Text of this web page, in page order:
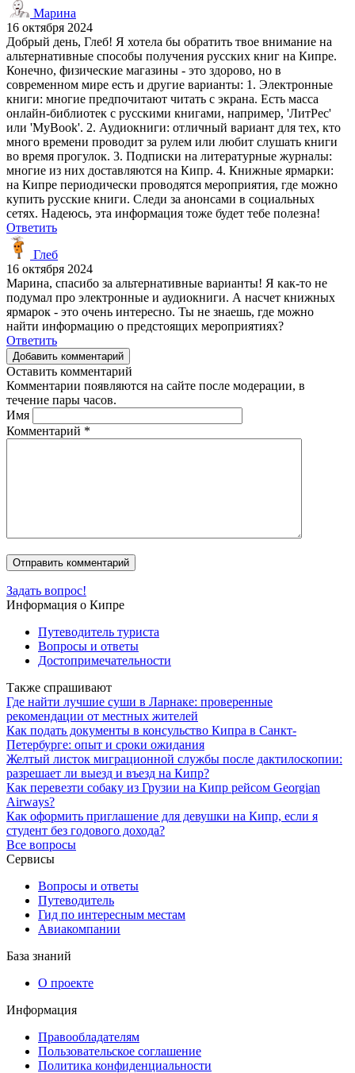
Марина
16 октября 2024
Добрый день, Глеб! Я хотела бы обратить твое внимание на
альтернативные способы получения русских книг на Кипре.
Конечно, физические магазины - это здорово, но в
современном мире есть и другие варианты: 1. Электронные
книги: многие предпочитают читать с экрана. Есть масса
онлайн-библиотек с русскими книгами, например, 'ЛитРес'
или 'MyBook'. 2. Аудиокниги: отличный вариант для тех, кто
много времени проводит за рулем или любит слушать книги
во время прогулок. 3. Подписки на литературные журналы:
многие из них доставляются на Кипр. 4. Книжные ярмарки:
на Кипре периодически проводятся мероприятия, где можно
купить русские книги. Следи за анонсами в социальных
сетях. Надеюсь, эта информация тоже будет тебе полезна!
Ответить
Глеб
16 октября 2024
Марина, спасибо за альтернативные варианты! Я как-то не
подумал про электронные и аудиокниги. А насчет книжных
ярмарок - это очень интересно. Ты не знаешь, где можно
найти информацию о предстоящих мероприятиях?
Ответить
Добавить комментарий
Оставить комментарий
Комментарии появляются на сайте после модерации, в
течение пары часов.
Имя
Комментарий *
Задать вопрос!
Информация о Кипре
Путеводитель туриста
Вопросы и ответы
Достопримечательности
Также спрашивают
Где найти лучшие суши в Ларнаке: проверенные
рекомендации от местных жителей
Как подать документы в консульство Кипра в Санкт-
Петербурге: опыт и сроки ожидания
Желтый листок миграционной службы после дактилоскопии:
разрешает ли выезд и въезд на Кипр?
Как перевезти собаку из Грузии на Кипр рейсом Georgian
Airways?
Как оформить приглашение для девушки на Кипр, если я
студент без годового дохода?
Все вопросы
Сервисы
Вопросы и ответы
Путеводитель
Гид по интересным местам
Авиакомпании
База знаний
О проекте
Информация
Правообладателям
Пользовательское соглашение
Политика конфиденциальности